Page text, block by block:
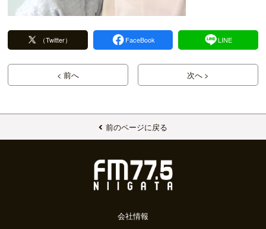
（Twitter） FaceBook LINE
< 前へ 次へ >
前のページに戻る
会社情報